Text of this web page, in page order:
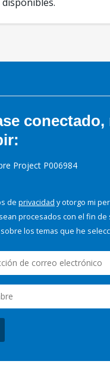
Project P006984
de privacidad y otorgo mi
procesados con el fin de
los temas que he